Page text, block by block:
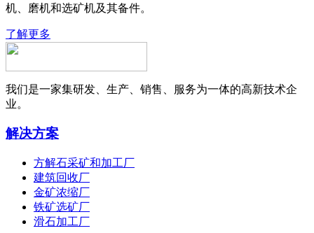
机、磨机和选矿机及其备件。
了解更多
我们是一家集研发、生产、销售、服务为一体的高新技术企
业。
解决方案
方解石采矿和加工厂
建筑回收厂
金矿浓缩厂
铁矿选矿厂
滑石加工厂